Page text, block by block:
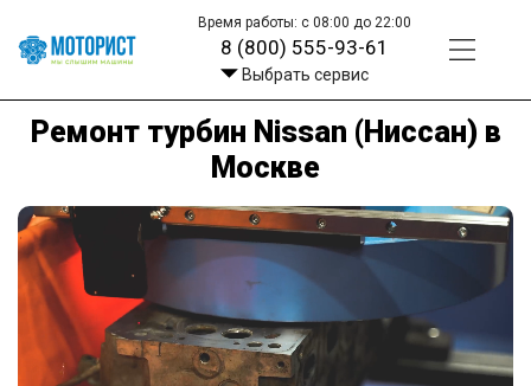
Время работы: с 08:00 до 22:00
8 (800) 555-93-61
Выбрать сервис
Ремонт турбин Nissan (Ниссан) в
Москве